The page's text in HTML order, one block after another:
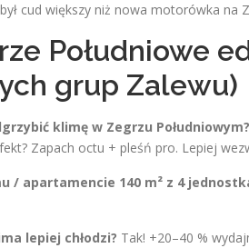
cud większy niż nowa motorówka na
Południowe
grup Zalewu)
klimę w Zegrzu Południowym?
Zapach octu + pleśń pro. Lepiej
/ apartamencie 140 m² z 4
lepiej chłodzi? Tak! +20–40 %